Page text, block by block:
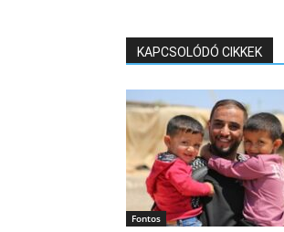
KAPCSOLÓDÓ CIKKEK
Fontos